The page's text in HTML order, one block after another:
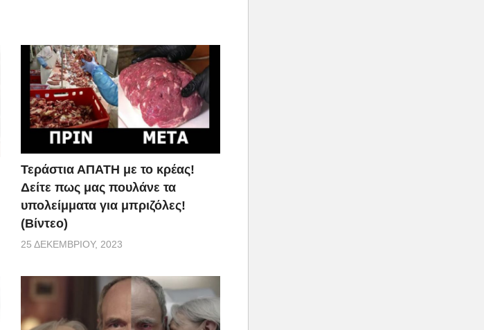
Τεράστια ΑΠΑΤΗ με το κρέας!
Δείτε πως μας πουλάνε τα
υπολείμματα για μπριζόλες!
(Βίντεο)
25 ΔΕΚΕΜΒΡΊΟΥ, 2023